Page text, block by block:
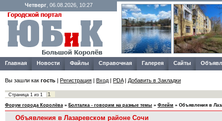
Четверг, 06.08.2026, 10:27
Главная Новости Файлы Справочная Галерея Сайты
Вы зашли как гость | Регистрация | Вход | PDA| Добавить в Закладки
Страница 1 из 1 1
Форум города Королёва » Болталка - говорим на разные темы » Флейм » Объявления в
Объявления в Лазаревском районе Сочи